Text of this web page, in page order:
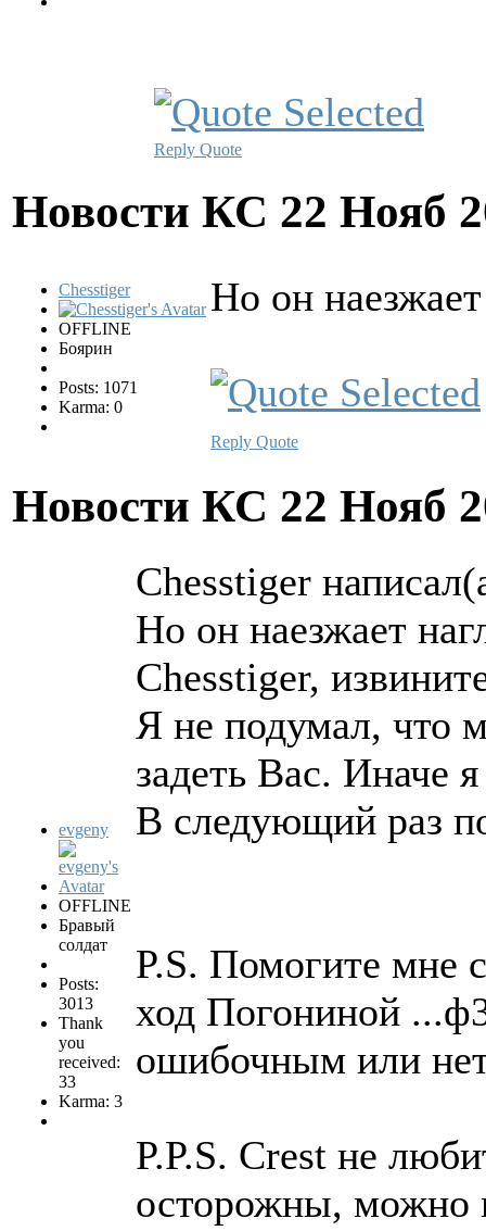
Reply Quote
Новости КС 22 Нояб
Chesstiger
OFFLINE
Боярин
Posts: 1071
Karma: 0
Но он
Reply Quote
Новости КС 22 Нояб
evgeny
OFFLINE
Бравый
солдат
Posts:
3013
Thank
you
received:
33
Karma: 3
Chesstiger
Но он наезжает
Chesstiger,
Я не подумал, что
задеть Вас. Иначе
В следующий раз
P.S. Помогите мне
ход Погониной
ошибочным или
P.P.S. Crest не
осторожны, можно